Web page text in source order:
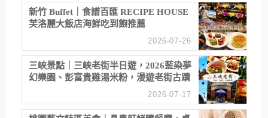
新竹 Buffet｜食譜百匯 RECIPE HOUSE
芙洛麗大飯店海鮮吃到飽推薦
2026-07-26
三峽景點｜三峽老街半日遊，2026藍染夢
幻樂園、彭富貴雞湯米粉，漫遊老街古蹟
2026-07-17